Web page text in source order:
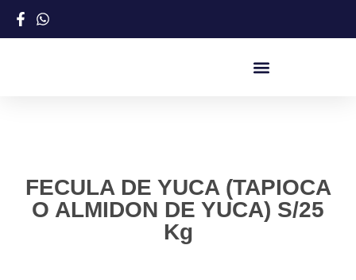
FECULA DE YUCA (TAPIOCA
O ALMIDON DE YUCA) S/25
Kg